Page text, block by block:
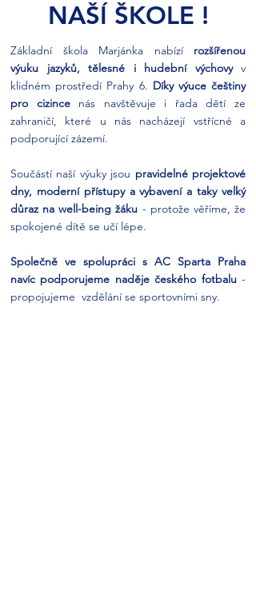
NAŠÍ ŠKOLE !
Základní škola Marjánka nabízí rozšířenou
výuku jazyků, tělesné i hudební výchovyv
klidném prostředí Prahy 6. Díkyvýuce češtiny
pro cizince nás navštěvuje i řada dětí ze
zahraničí, které u nás nacházejí vstřícné a
podporující zázemí.
Součástí naší výuky jsou pravidelné projektové
dny, moderní přístupy a vybavení a taky velký
důraz na well-being žáku - protože věříme, že
spokojené dítě se učí lépe.
Společně ve spolupráci s AC Sparta Praha
navíc podporujeme naděje českého fotbalu-
propojujeme vzdělání se sportovními sny.